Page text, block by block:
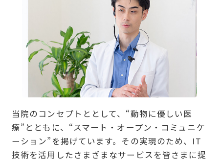
当院のコンセプトととして、“動物に優しい医
療”とともに、“スマート・オープン・コミュニケ
ーション”を掲げています。その実現のため、IT
技術を活用したさまざまなサービスを皆さまに提